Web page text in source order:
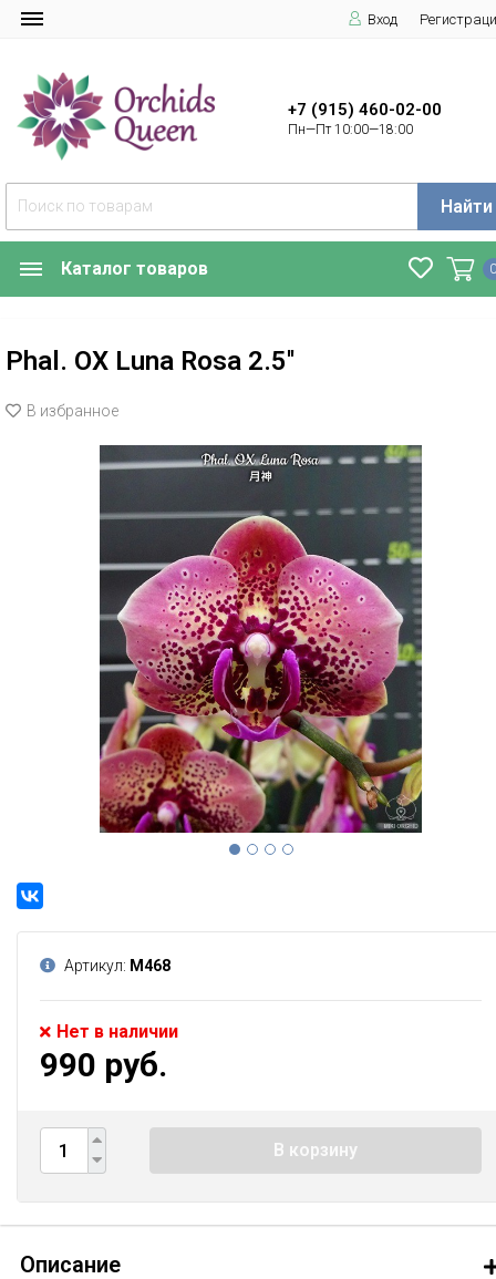
Вход
+7 (915) 460-02-00
Пн—Пт 10:00—18:00
Найти
Каталог товаров
Phal. OX Luna Rosa 2.5''
В избранное
Артикул: М468
Нет в наличии
990 руб.
В корзину
Описание